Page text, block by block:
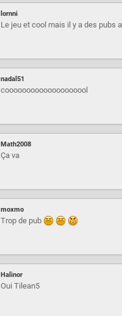
lornni
Le jeu et cool mais il y a des pubs
nadal51
coooooooooooooooooool
Math2008
Ça va
moxmo
Trop de pub
Halinor
Oui Tilean5